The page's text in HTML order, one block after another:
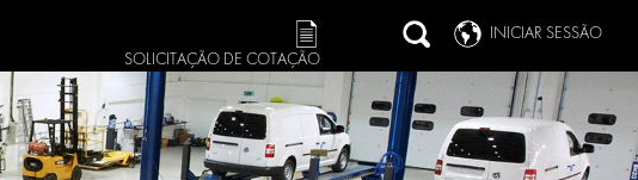
INICIAR SESSÃO
SOLICITAÇÃO DE COTAÇÃO